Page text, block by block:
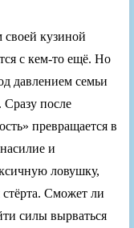
своей кузиной
с кем-то ещё. Но
давлением семьи
Сразу после
превращается в
и
ловушку,
Сможет ли
силы вырваться